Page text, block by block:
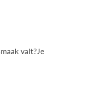
valt?Je